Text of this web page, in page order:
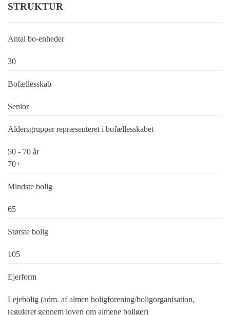
STRUKTUR
Antal bo-enheder
30
Bofællesskab
Senior
Aldersgrupper repræsenteret i bofællesskabet
50 - 70 år
70+
Mindste bolig
65
Største bolig
105
Ejerform
Lejebolig (adm. af almen boligforening/boligorganisation,
reguleret gennem loven om almene boliger)